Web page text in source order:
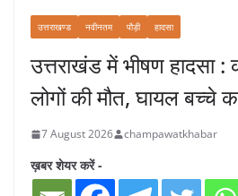
उत्तराखण्ड नवीनतम पौड़ी हादसा
उत्तराखंड में भीषण हादसा :
लोगों की मौत, घायल बच्चे
7 August 2026 champawatkhabar
ख़बर शेयर करें -